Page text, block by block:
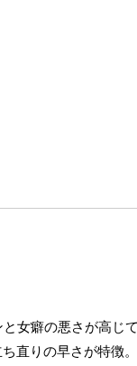
女癖の悪さが高じ
直りの早さが特徴